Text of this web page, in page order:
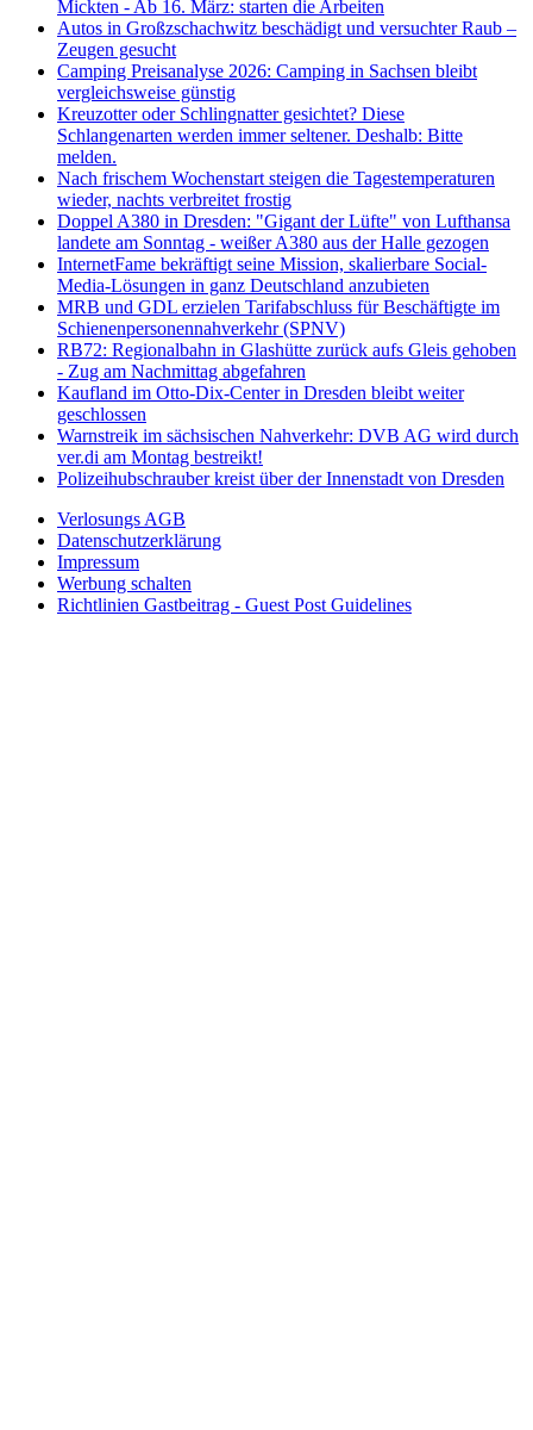
Mickten - Ab 16. März: starten die Arbeiten
Autos in Großzschachwitz beschädigt und versuchter Raub –
Zeugen gesucht
Camping Preisanalyse 2026: Camping in Sachsen bleibt
vergleichsweise günstig
Kreuzotter oder Schlingnatter gesichtet? Diese
Schlangenarten werden immer seltener. Deshalb: Bitte
melden.
Nach frischem Wochenstart steigen die Tagestemperaturen
wieder, nachts verbreitet frostig
Doppel A380 in Dresden: "Gigant der Lüfte" von Lufthansa
landete am Sonntag - weißer A380 aus der Halle gezogen
InternetFame bekräftigt seine Mission, skalierbare Social-
Media-Lösungen in ganz Deutschland anzubieten
MRB und GDL erzielen Tarifabschluss für Beschäftigte im
Schienenpersonennahverkehr (SPNV)
RB72: Regionalbahn in Glashütte zurück aufs Gleis gehoben
- Zug am Nachmittag abgefahren
Kaufland im Otto-Dix-Center in Dresden bleibt weiter
geschlossen
Warnstreik im sächsischen Nahverkehr: DVB AG wird durch
ver.di am Montag bestreikt!
Polizeihubschrauber kreist über der Innenstadt von Dresden
Verlosungs AGB
Datenschutzerklärung
Impressum
Werbung schalten
Richtlinien Gastbeitrag - Guest Post Guidelines